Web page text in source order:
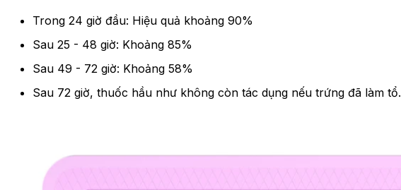
Trong 24 giờ đầu: Hiệu quả khoảng 90%
Sau 25 - 48 giờ: Khoảng 85%
Sau 49 - 72 giờ: Khoảng 58%
Sau 72 giờ, thuốc hầu như không còn tác dụng nếu trứng đã làm tổ.